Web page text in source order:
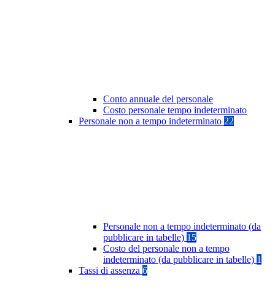
Conto annuale del personale
Costo personale tempo indeterminato
Personale non a tempo indeterminato 22
Personale non a tempo indeterminato (da
pubblicare in tabelle) 15
Costo del personale non a tempo
indeterminato (da pubblicare in tabelle) 1
Tassi di assenza 6